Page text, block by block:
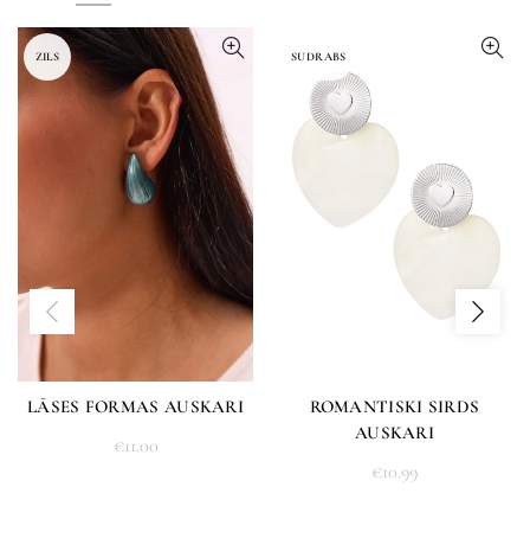
ZILS
LĀSES FORMAS AUSKARI
€11.00
SUDRABS
ROMANTISKI SIRDS
AUSKARI
€10.99